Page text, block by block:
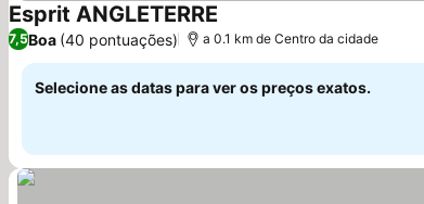
Esprit ANGLETERRE
7,5Boa (40 pontuações) a 0.1 km de Centro da cidade
Selecione as datas para ver os preços exatos.